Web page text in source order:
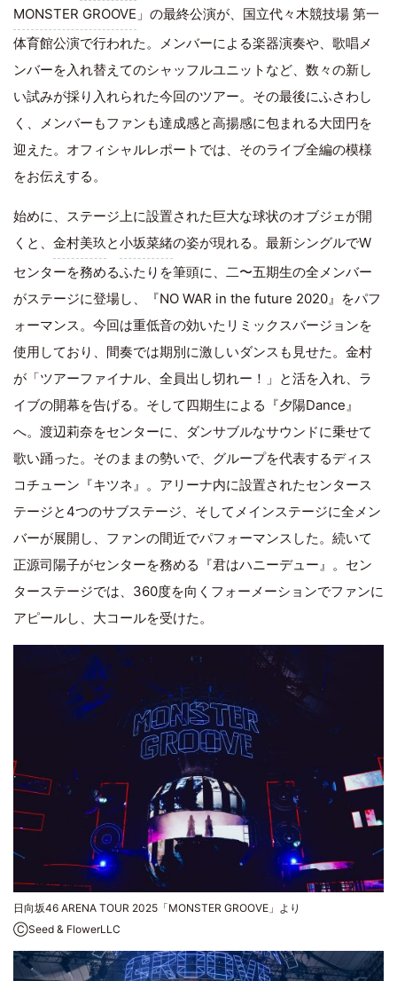
MONSTER GROOVE 」の最終公演が、国立代々木競技場 第一
体育館公演で行われた。メンバーによる楽器演奏や、歌唱メ
ンバーを入れ替えてのシャッフルユニットなど、数々の新し
い試みが採り入れられた今回のツアー。その最後にふさわし
く、メンバーもファンも達成感と高揚感に包まれる大団円を
迎えた。オフィシャルレポートでは、そのライブ全編の模様
をお伝えする。
始めに、ステージ上に設置された巨大な球状のオブジェが開
くと、 金村美玖と小坂菜緒の姿が現れる。最新シングルでW
センターを務めるふたりを筆頭に、二〜五期生の全メンバー
がステージに登場し、『NO WAR in the future 2020』をパフ
ォーマンス。今回は重低音の効いたリミックスバージョンを
使用しており、間奏では期別に激しいダンスも見せた。金村
が「ツアーファイナル、全員出し切れー！」と活を入れ、ラ
イブの開幕を告げる。そして四期生による『夕陽Dance』
へ。渡辺莉奈をセンターに、ダンサブルなサウンドに乗せて
歌い踊った。そのままの勢いで、グループを代表するディス
コチューン『キツネ』。アリーナ内に設置されたセンタース
テージと4つのサブステージ、そしてメインステージに全メン
バーが展開し、ファンの間近でパフォーマンスした。続いて
正源司陽子がセンターを務める『君はハニーデュー』。セン
ターステージでは、360度を向くフォーメーションでファンに
アピールし、大コールを受けた。
日向坂46 ARENA TOUR 2025「MONSTER GROOVE」より
ⒸSeed & FlowerLLC